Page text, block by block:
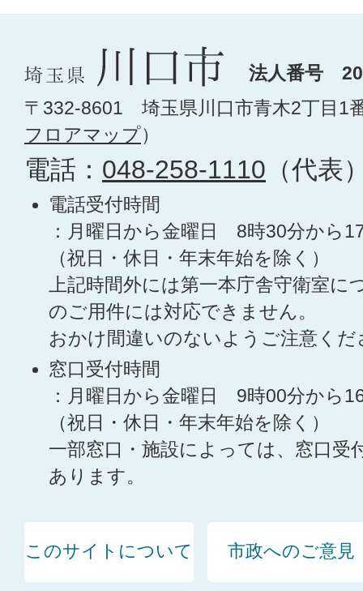
法人番号
〒332-8601 埼玉県川口市青木2丁目1
フロアマップ）
電話： 048-258-1110 （代表
電話受付時間
：月曜日から金曜日 8時30分から
（祝日・休日・年末年始を除く）
上記時間外には第一本庁舎守衛室に
のご用件には対応できません。
おかけ間違いのないようご注意くだ
窓口受付時間
：月曜日から金曜日 9時00分から
（祝日・休日・年末年始を除く）
一部窓口・施設によっては、窓口受
あります。
このサイトについて 市政へのご意見